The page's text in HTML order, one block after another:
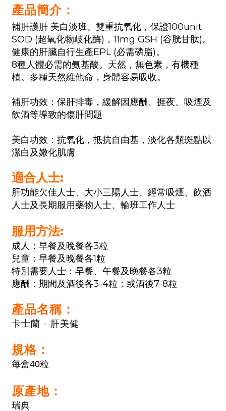
產品簡介：
補肝護肝 美白淡班。雙重抗氧化，保證100unit
SOD (超氧化物歧化酶) ，11mg GSH (谷胱甘肽)。
健康的肝臟自行生產EPL (必需磷脂)。
8種人體必需的氨基酸。天然，無色素，有機種
植。多種天然維他命，身體容易吸收。
補肝功效：保肝排毒，緩解因應酬、捱夜、吸煙及
飲酒等導致的傷肝問題
美白功效：抗氧化，抵抗自由基，淡化各類斑點以
潔白及嫩化肌膚
適合人士:
肝功能欠佳人士、大小三陽人士、經常吸煙、飲酒
人士及長期服用藥物人士、輪班工作人士
服用方法:
成人：早餐及晚餐各3粒
兒童：早餐及晚餐各1粒
特別需要人士：早餐、午餐及晚餐各3粒
應酬：期間及酒後各3-4粒；或酒後7-8粒
產品名稱：
卡士蘭 - 肝美健
規格：
每盒40粒
原產地：
瑞典